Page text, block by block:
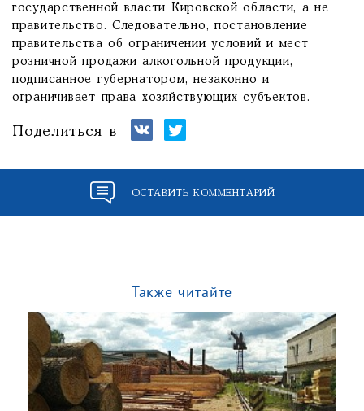
государственной власти Кировской области, а не
правительство. Следовательно, постановление
правительства об ограничении условий и мест
розничной продажи алкогольной продукции,
подписанное губернатором, незаконно и
ограничивает права хозяйствующих субъектов.
Поделиться в
ОСТАВИТЬ КОММЕНТАРИЙ
Также читайте